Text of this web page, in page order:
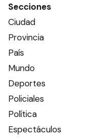
Secciones
Ciudad
Provincia
País
Mundo
Deportes
Policiales
Política
Espectáculos